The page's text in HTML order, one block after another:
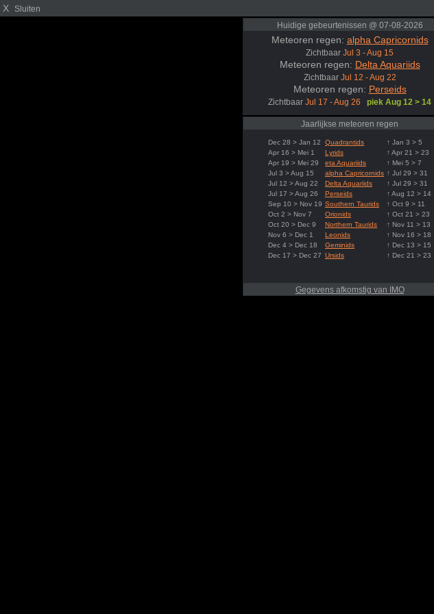
X Sluiten
Huidige gebeurtenissen @ 07-08-2026
Meteoren regen: alpha Capricornids
Zichtbaar Jul 3 - Aug 15
Meteoren regen: Delta Aquariids
Zichtbaar Jul 12 - Aug 22
Meteoren regen: Perseids
Zichtbaar Jul 17 - Aug 26 piek Aug 12 > 14
Jaarlijkse meteoren regen
Dec 28 > Jan 12 Quadrantids
↑ Jan 3 > 5
Apr 16 > Mei 1
Lyrids
↑ Apr 21 > 23
Apr 19 > Mei 29
eta Aquariids
↑ Mei 5 > 7
Jul 3 > Aug 15
alpha Capricornids ↑ Jul 29 > 31
Jul 12 > Aug 22
Delta Aquariids
↑ Jul 29 > 31
Jul 17 > Aug 26
Perseids
↑ Aug 12 > 14
Sep 10 > Nov 19 Southern Taurids
↑ Oct 9 > 11
Oct 2 > Nov 7
Orionids
↑ Oct 21 > 23
Oct 20 > Dec 9
Northern Taurids
↑ Nov 11 > 13
Nov 6 > Dec 1
Leonids
↑ Nov 16 > 18
Dec 4 > Dec 18
Geminids
↑ Dec 13 > 15
Dec 17 > Dec 27 Ursids ↑ Dec 21 > 23
Gegevens afkomstig van IMO